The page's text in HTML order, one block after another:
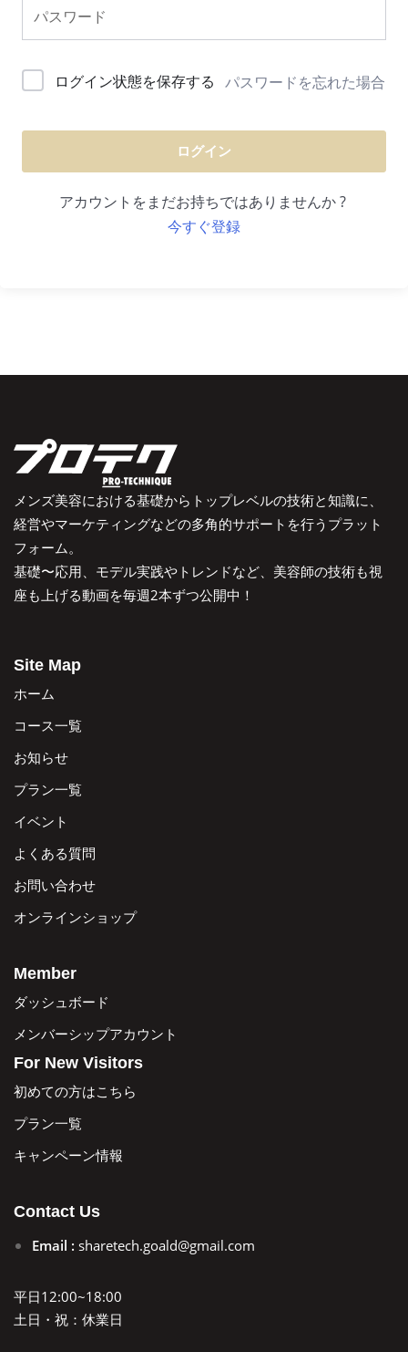
ログイン状態を保存する パスワードを忘れた場合
ログイン
アカウントをまだお持ちではありませんか ?
今すぐ登録
メンズ美容における基礎からトップレベルの技術と知識に、
経営やマーケティングなどの多角的サポートを行うプラット
フォーム。
基礎〜応用、モデル実践やトレンドなど、美容師の技術も視
座も上げる動画を毎週2本ずつ公開中！
Site Map
ホーム
コース一覧
お知らせ
プラン一覧
イベント
よくある質問
お問い合わせ
オンラインショップ
Member
ダッシュボード
メンバーシップアカウント
For New Visitors
初めての方はこちら
プラン一覧
キャンペーン情報
Contact Us
Email : sharetech.goald@gmail.com
平日12:00~18:00
土日・祝：休業日